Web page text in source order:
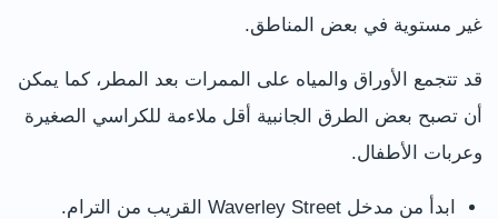
غير مستوية في بعض المناطق.
قد تتجمع الأوراق والمياه على الممرات بعد المطر، كما يمكن
أن تصبح بعض الطرق الجانبية أقل ملاءمة للكراسي الصغيرة
وعربات الأطفال.
ابدأ من مدخل Waverley Street القريب من الترام.